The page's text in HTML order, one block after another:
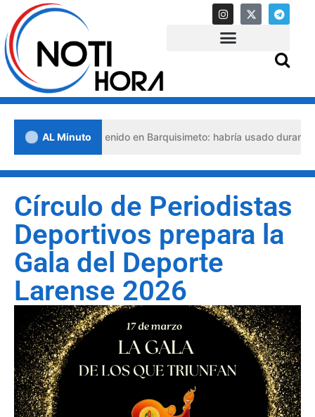
AL Minuto
abogado detenido en Barquisimeto: habría usado durante 13 años
Círculo de Periodistas
Deportivos prepara la
Gala del Deporte
Larense 2026